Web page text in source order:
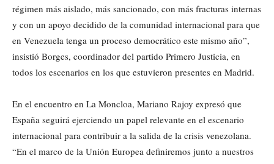
régimen más aislado, más sancionado, con más fracturas internas
y con un apoyo decidido de la comunidad internacional para que
en Venezuela tenga un proceso democrático este mismo año”,
insistió Borges, coordinador del partido Primero Justicia, en
todos los escenarios en los que estuvieron presentes en Madrid.
En el encuentro en La Moncloa, Mariano Rajoy expresó que
España seguirá ejerciendo un papel relevante en el escenario
internacional para contribuir a la salida de la crisis venezolana.
“En el marco de la Unión Europea definiremos junto a nuestros